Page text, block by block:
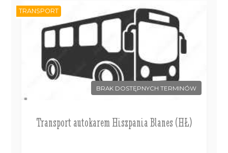
BRAK DOSTĘPNYCH TERMINÓW
Transport autokarem Hiszpania Blanes (HŁ)
TRANSPORT